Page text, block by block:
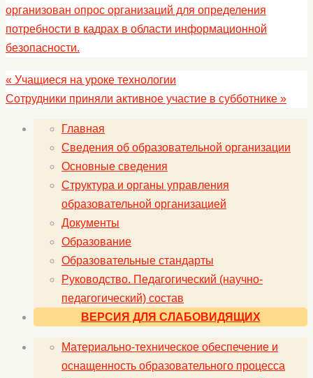
организован опрос организаций для определения
потребности в кадрах в области информационной
безопасности.
« Учащиеся на уроке технологии
Cотрудники приняли активное участие в субботнике »
Главная
Сведения об образовательной организации
Основные сведения
Структура и органы управления
образовательной организацией
Документы
Образование
Образовательные стандарты
Руководство. Педагогический (научно-
педагогический) состав
ВЕРСИЯ ДЛЯ СЛАБОВИДЯЩИХ
Материально-техническое обеспечение и
оснащенность образовательного процесса